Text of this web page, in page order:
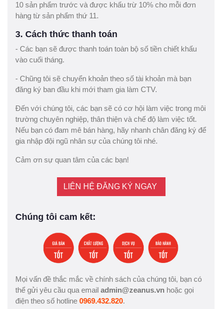
10 sản phẩm trước và được khấu trừ 10% cho mỗi đơn
hàng từ sản phẩm thứ 11.
3. Cách thức thanh toán
- Các bạn sẽ được thanh toán toàn bộ số tiền chiết khấu
vào cuối tháng.
- Chũng tôi sẽ chuyển khoản theo số tài khoản mà bạn
đăng ký ban đầu khi mới tham gia làm CTV.
Đến với chúng tôi, các bạn sẽ có cơ hội làm việc trong môi
trường chuyên nghiệp, thân thiện và chế độ làm việc tốt.
Nếu bạn có đam mê bán hàng, hãy nhanh chân đăng ký để
gia nhập đội ngũ nhân sự của chúng tôi nhé.
Cảm ơn sự quan tâm của các bạn!
LIÊN HỆ ĐĂNG KÝ NGAY
Chúng tôi cam kết:
Mọi vấn đề thắc mắc về chính sách của chúng tôi, bạn có
thể gửi yêu cầu qua email admin@zeanus.vn hoặc gọi
điện theo số hotline 0969.432.820.